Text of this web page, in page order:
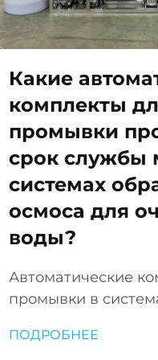
Какие
комплекты
промывки
срок службы
системах
осмоса для
воды?
Автоматические
промывки в
важный
ПОДРОБНЕЕ